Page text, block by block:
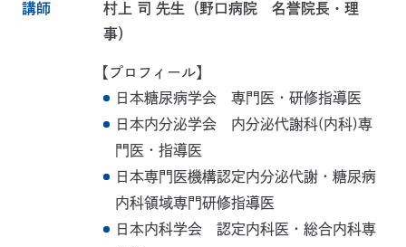
講師
村上 司 先生（野口病院 名誉院長・理
事）
【プロフィール】
日本糖尿病学会 専門医・研修指導医
日本内分泌学会 内分泌代謝科(内科)専
門医・指導医
日本専門医機構認定内分泌代謝・糖尿病
内科領域専門研修指導医
日本内科学会 認定内科医・総合内科専